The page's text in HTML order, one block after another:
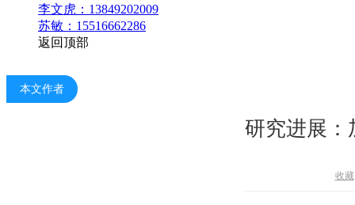
李文虎：13849202009
苏敏：15516662286
返回顶部
变形镁合金研究进展
收藏
本文作者